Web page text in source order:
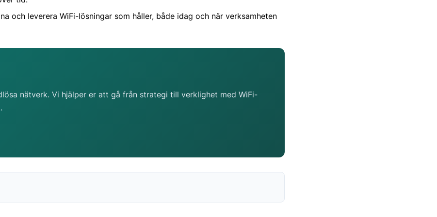
och leverera WiFi-lösningar som håller, både idag och när verksamheten
nätverk. Vi hjälper er att gå från strategi till verklighet med WiFi-